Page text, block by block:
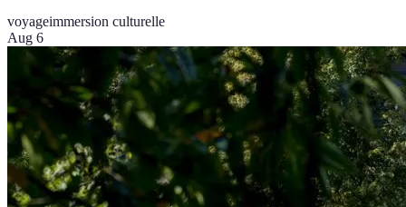
voyageimmersion culturelle
Aug 6